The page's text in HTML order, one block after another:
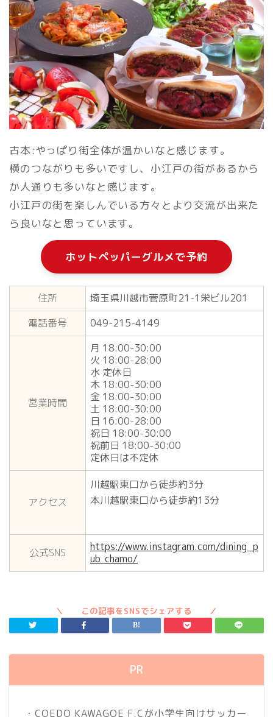
古本:やっぱり街全体が温かいなと感じます。
横のつながりも多いですし、小江戸の街があるから
か人通りも多いなと感じます。
小江戸の街を楽しんでいる方々とより交流が出来た
ら良いなと思っています。
ホットペッパーグルメで予約
住所
埼玉県川越市菅原町21-1栄ビル201
電話番号
049-215-4149
営業時間
月 18:00-30:00
火 18:00-28:00
水 定休日
木 18:00-30:00
金 18:00-30:00
土 18:00-30:00
日 16:00-28:00
祝日 18:00-30:00
祝前日 18:00-30:00
定休日は不定休
アクセス
川越駅東口から徒歩約3分
本川越駅東口から徒歩約13分
公式SNS
https://www.instagram.com/dining_p
ub_chamo/
PR
・COEDO KAWAGOE F.Cが小学生向けサッカー